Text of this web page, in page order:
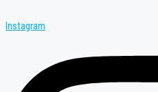
Instagram